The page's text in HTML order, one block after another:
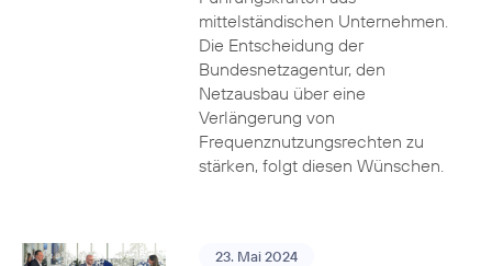
mittelständischen Unternehmen.
Die Entscheidung der
Bundesnetzagentur, den
Netzausbau über eine
Verlängerung von
Frequenznutzungsrechten zu
stärken, folgt diesen Wünschen.
23. Mai 2024